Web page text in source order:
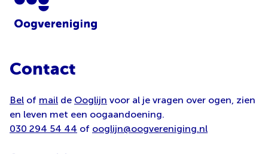
Contact
Bel of mail de Ooglijn voor al je vragen over ogen, zien
en leven met een oogaandoening.
030 294 54 44 of ooglijn@oogvereniging.nl